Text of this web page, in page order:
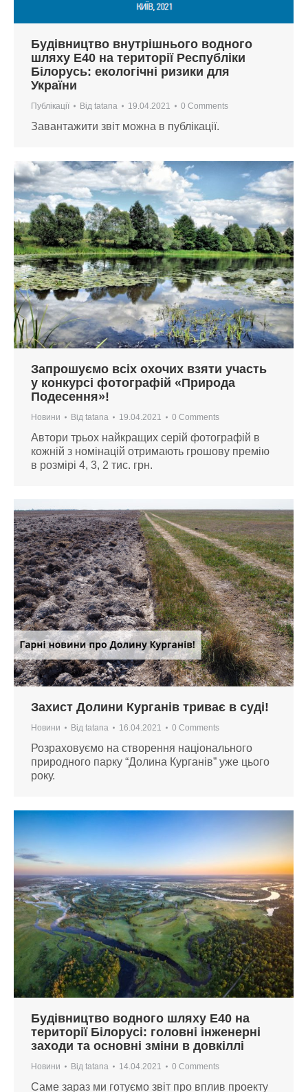
Будівництво внутрішнього водного
шляху Е40 на території Республіки
Білорусь: екологічні ризики для
України
Публікації Від tatana 19.04.2021 0 Comments
Завантажити звіт можна в публікації.
Запрошуємо всіх охочих взяти участь
у конкурсі фотографій «Природа
Подесення»!
Новини Від tatana 19.04.2021 0 Comments
Автори трьох найкращих серій фотографій в
кожній з номінацій отримають грошову премію
в розмірі 4, 3, 2 тис. грн.
Захист Долини Курганів триває в суді!
Новини Від tatana 16.04.2021 0 Comments
Розраховуємо на створення національного
природного парку “Долина Курганів” уже цього
року.
Будівництво водного шляху Е40 на
території Білорусі: головні інженерні
заходи та основні зміни в довкіллі
Новини Від tatana 14.04.2021 0 Comments
Саме зараз ми готуємо звіт про вплив проекту